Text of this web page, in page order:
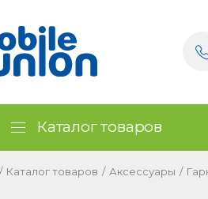
Каталог товаров
/ Каталог товаров / Аксессуары /